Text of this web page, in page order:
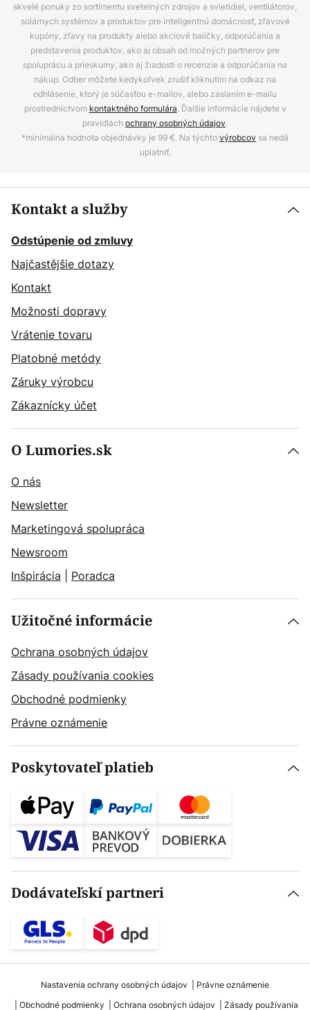
skvelé ponuky zo sortimentu svetelných zdrojov a svietidiel, ventilátorov,
solárnych systémov a produktov pre inteligentnú domácnosť, zľavové
kupóny, zľavy na produkty alebo akciové balíčky, odporúčania a
predstavenia produktov, ako aj obsah od možných partnerov pre
spoluprácu a prieskumy, ako aj žiadosti o recenzie a odporúčania na
nákup. Odber môžete kedykoľvek zrušiť kliknutím na odkaz na
odhlásenie, ktorý je súčasťou e-mailov, alebo zaslaním e-mailu
prostredníctvom kontaktného formulára. Ďalšie informácie nájdete v
pravidlách ochrany osobných údajov.
*minimálna hodnota objednávky je 99 €. Na týchtovýrobcov sa nedá
uplatniť.
Kontakt a služby
Odstúpenie od zmluvy
Najčastějšie dotazy
Kontakt
Možnosti dopravy
Vrátenie tovaru
Platobné metódy
Záruky výrobcu
Zákaznícky účet
O Lumories.sk
O nás
Newsletter
Marketingová spolupráca
Newsroom
Inšpirácia
Poradca
Užitočné informácie
Ochrana osobných údajov
Zásady používania cookies
Obchodné podmienky
Právne oznámenie
Poskytovateľ platieb
Dodávateľskí partneri
Nastavenia ochrany osobných údajov
Právne oznámenie
Obchodné podmienky
Ochrana osobných údajov Zásady používania